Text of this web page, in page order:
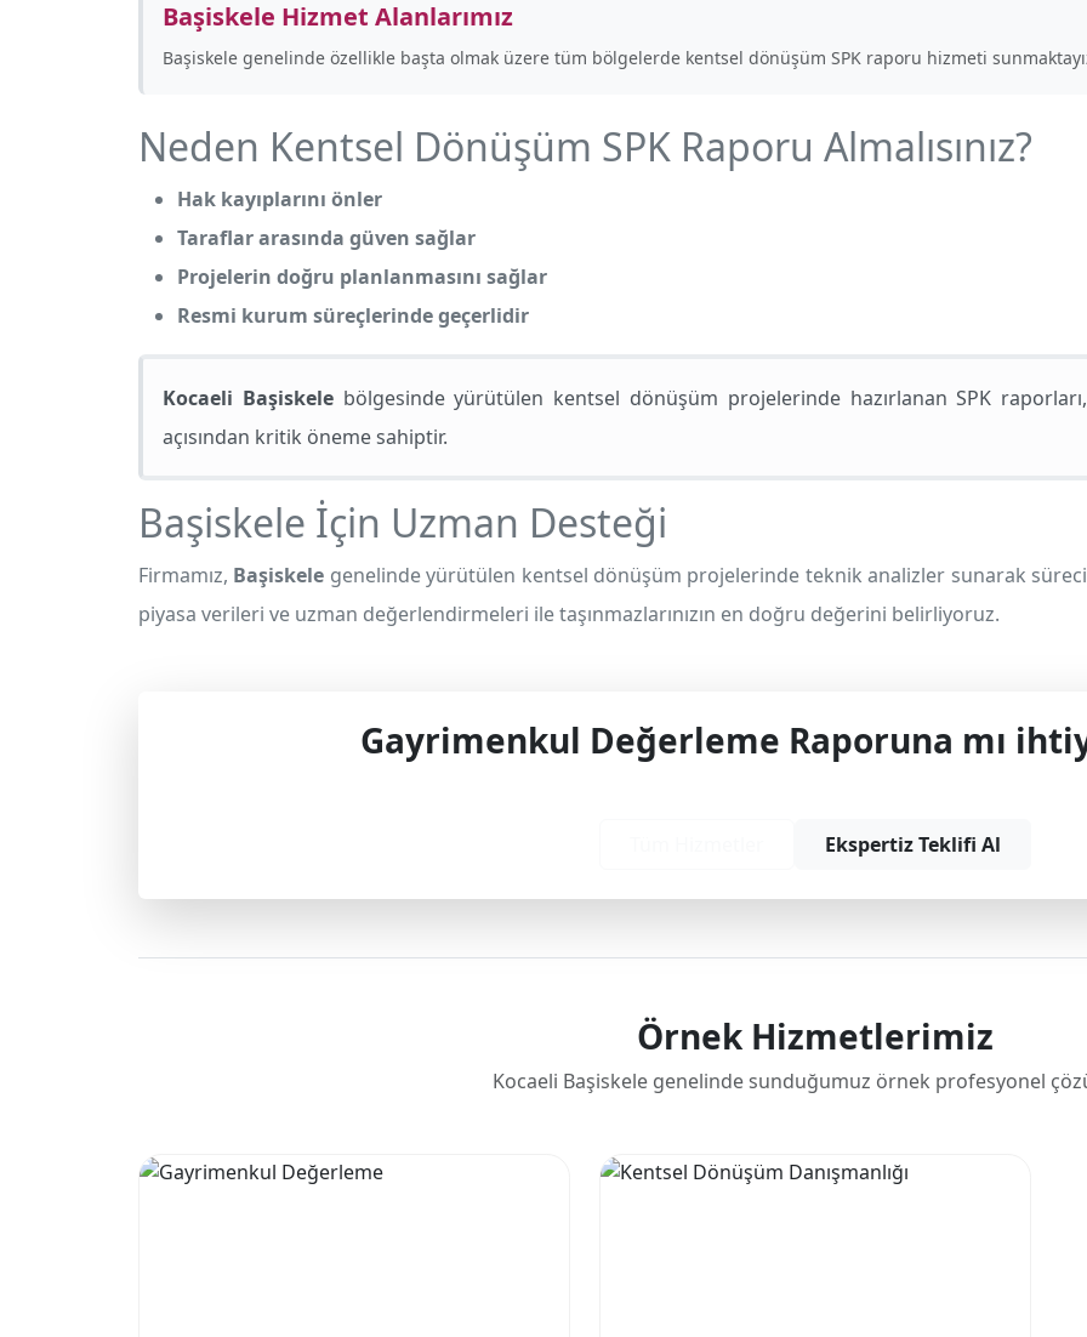
Başiskele Hizmet Alanlarımız
Başiskele genelinde özellikle başta olmak üzere tüm bölgelerde kentsel dönüşüm SPK raporu hizmeti
Neden Kentsel Dönüşüm SPK Raporu Almalısınız?
Hak kayıplarını önler
Taraflar arasında güven sağlar
Projelerin doğru planlanmasını sağlar
Resmi kurum süreçlerinde geçerlidir
Kocaeli Başiskelebölgesinde yürütülen kentsel dönüşüm projelerinde hazırlanan SPK
açısından kritik öneme sahiptir.
Başiskele İçin Uzman Desteği
Firmamız, Başiskele genelinde yürütülen kentsel dönüşüm projelerinde teknik analizler sunarak
piyasa verileri ve uzman değerlendirmeleri ile taşınmazlarınızın en doğru değerini belirliyoruz.
Gayrimenkul Değerleme Raporuna mı
Ekspertiz Teklifi Al
Örnek Hizmetlerimiz
Kocaeli Başiskele genelinde sunduğumuz örnek profesyonel